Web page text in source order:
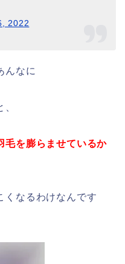
2022
んなに
毛を膨らませているか
くなるわけなんです